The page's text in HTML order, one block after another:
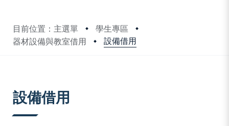
目前位置：主選單
學生專區
器材設備與教室借用
設備借用
設備借用